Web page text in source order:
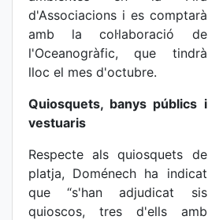
d'Associacions i es comptarà
amb la col·laboració de
l'Oceanogràfic, que tindrà
lloc el mes d'octubre.
Quiosquets, banys públics i
vestuaris
Respecte als quiosquets de
platja, Doménech ha indicat
que “s'han adjudicat sis
quioscos, tres d'ells amb